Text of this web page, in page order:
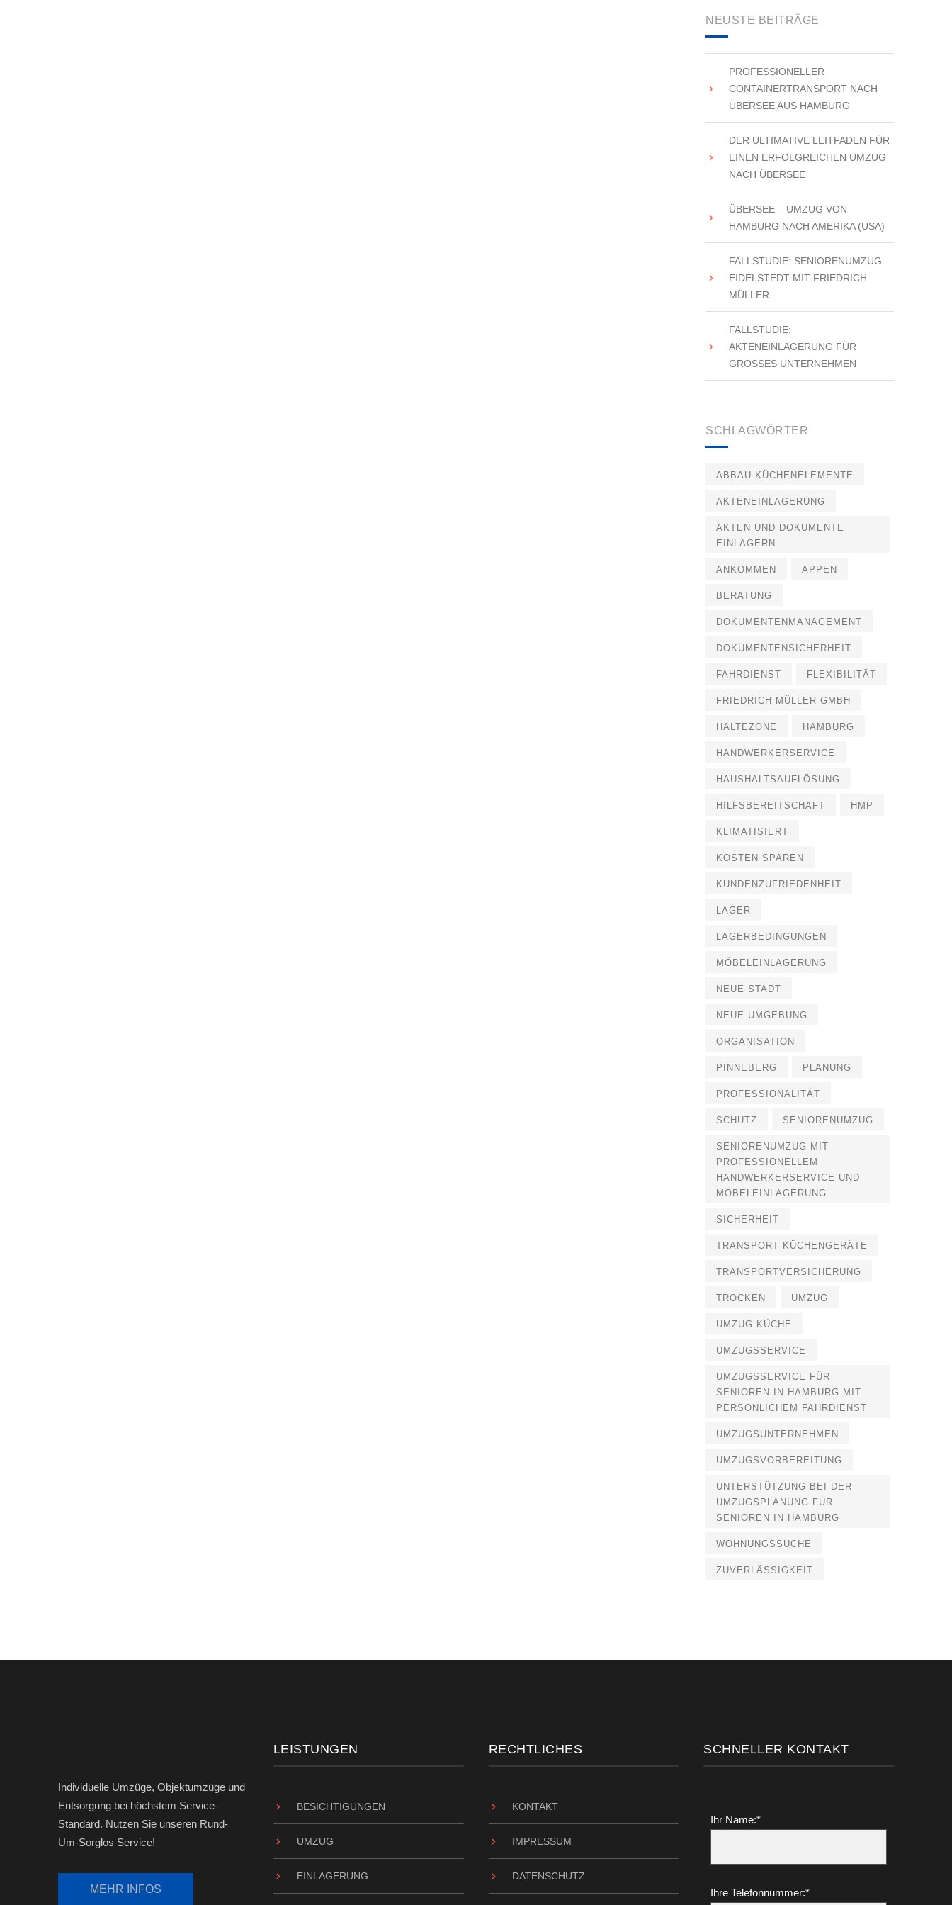
NEUSTE BEITRÄGE
PROFESSIONELLER
CONTAINERTRANSPORT NACH
ÜBERSEE AUS HAMBURG
DER ULTIMATIVE LEITFADEN FÜR
EINEN ERFOLGREICHEN UMZUG
NACH ÜBERSEE
ÜBERSEE – UMZUG VON
HAMBURG NACH AMERIKA (USA)
FALLSTUDIE: SENIORENUMZUG
EIDELSTEDT MIT FRIEDRICH
MÜLLER
FALLSTUDIE:
AKTENEINLAGERUNG FÜR
GROSSES UNTERNEHMEN
SCHLAGWÖRTER
ABBAU KÜCHENELEMENTE
AKTENEINLAGERUNG
AKTEN UND DOKUMENTE
EINLAGERN
ANKOMMEN APPEN
BERATUNG
DOKUMENTENMANAGEMENT
DOKUMENTENSICHERHEIT
FAHRDIENST FLEXIBILITÄT
FRIEDRICH MÜLLER GMBH
HALTEZONE HAMBURG
HANDWERKERSERVICE
HAUSHALTSAUFLÖSUNG
HILFSBEREITSCHAFT HMP
KLIMATISIERT
KOSTEN SPAREN
KUNDENZUFRIEDENHEIT
LAGER
LAGERBEDINGUNGEN
MÖBELEINLAGERUNG
NEUE STADT
NEUE UMGEBUNG
ORGANISATION
PINNEBERG PLANUNG
PROFESSIONALITÄT
SCHUTZ SENIORENUMZUG
SENIORENUMZUG MIT
PROFESSIONELLEM
HANDWERKERSERVICE UND
MÖBELEINLAGERUNG
SICHERHEIT
TRANSPORT KÜCHENGERÄTE
TRANSPORTVERSICHERUNG
TROCKEN UMZUG
UMZUG KÜCHE
UMZUGSSERVICE
UMZUGSSERVICE FÜR
SENIOREN IN HAMBURG MIT
PERSÖNLICHEM FAHRDIENST
UMZUGSUNTERNEHMEN
UMZUGSVORBEREITUNG
UNTERSTÜTZUNG BEI DER
UMZUGSPLANUNG FÜR
SENIOREN IN HAMBURG
WOHNUNGSSUCHE
ZUVERLÄSSIGKEIT
Individuelle Umzüge, Objektumzüge und
Entsorgung bei höchstem Service-
Standard. Nutzen Sie unseren Rund-
Um-Sorglos Service!
LEISTUNGEN
BESICHTIGUNGEN
UMZUG
EINLAGERUNG
RECHTLICHES
KONTAKT
IMPRESSUM
DATENSCHUTZ
SCHNELLER KONTAKT
Ihr Name:*
Ihre Telefonnummer:*